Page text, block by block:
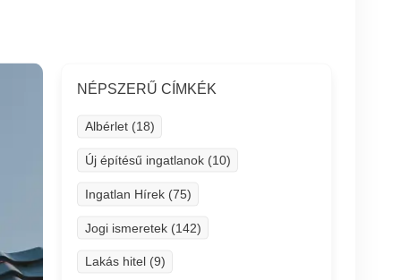
NÉPSZERŰ CÍMKÉK
Albérlet (18)
Új építésű ingatlanok (10)
Ingatlan Hírek (75)
Jogi ismeretek (142)
Lakás hitel (9)